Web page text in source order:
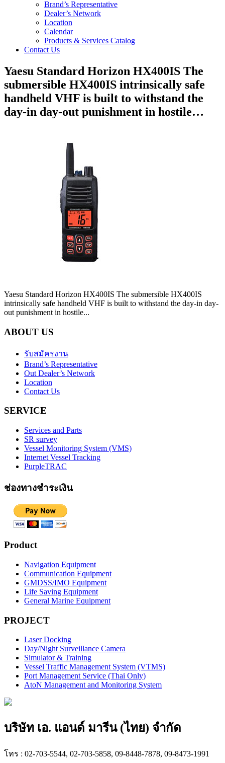
Brand’s Representative
Dealer’s Network
Location
Calendar
Products & Services Catalog
Contact Us
Yaesu Standard Horizon HX400IS The
submersible HX400IS intrinsically safe
handheld VHF is built to withstand the
day-in day-out punishment in hostile…
Yaesu Standard Horizon HX400IS The submersible HX400IS
intrinsically safe handheld VHF is built to withstand the day-in day-
out punishment in hostile...
ABOUT US
รับสมัครงาน
Brand’s Representative
Out Dealer’s Network
Location
Contact Us
SERVICE
Services and Parts
SR survey
Vessel Monitoring System (VMS)
Internet Vessel Tracking
PurpleTRAC
ช่องทางชำระเงิน
Product
Navigation Equipment
Communication Equipment
GMDSS/IMO Equipment
Life Saving Equipment
General Marine Equipment
PROJECT
Laser Docking
Day/Night Surveillance Camera
Simulator & Training
Vessel Traffic Management System (VTMS)
Port Management Service (Thai Only)
AtoN Management and Monitoring System
บริษัท เอ. แอนด์ มารีน (ไทย) จำกัด
โทร : 02-703-5544, 02-703-5858, 09-8448-7878, 09-8473-1991